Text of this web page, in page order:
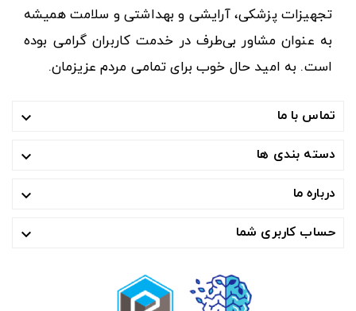
تجهیزات پزشکی، آرایشی و بهداشتی و سلامت همیشه
به عنوان مشاور بی‌طرف در خدمت کاربران گرامی بوده
است. به امید حال خوب برای تمامی مردم عزیزمان.
تماس با ما 
دسته بندی ها 
درباره ما 
حساب کاربری شما 